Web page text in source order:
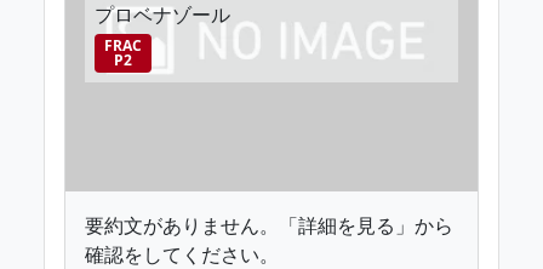
プロベナゾール
FRAC
P2
要約文がありません。「詳細を見る」から
確認をしてください。